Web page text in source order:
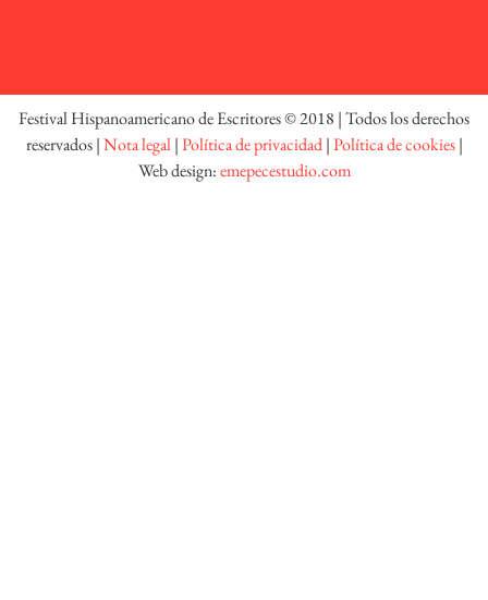
Festival Hispanoamericano de Escritores © 2018 | Todos los derechos
reservados |Nota legal|Política de privacidad|Política de cookies|
Web design:emepecestudio.com